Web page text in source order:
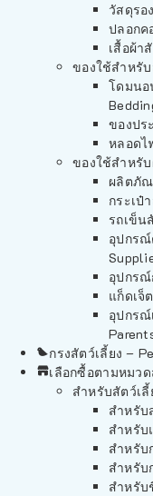
วัสดุรอ
ปลอกค
เสื้อผ้า
ของใช้สำหรับ
โดมนอ
ของปร
หลอดไ
ของใช้สำหรับ
ผลิตภั
กระเป๋
รถเข็น
อุปกรณ์
อุปกรณ์
แก็ดเจ็
อุปกรณ์
กรงสัตว์เลี้ยง –
เลือกซื้อตามหมว
สำหรับสัตว์เ
สำหรับ
สำหรับ
สำหรับ
สำหรับ
สำหรั